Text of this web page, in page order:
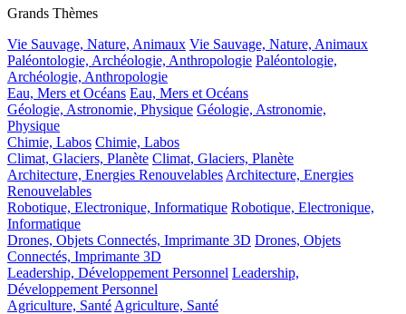
Grands Thèmes
Vie Sauvage, Nature, Animaux Vie Sauvage, Nature, Animaux
Paléontologie, Archéologie, Anthropologie Paléontologie,
Archéologie, Anthropologie
Eau, Mers et Océans Eau, Mers et Océans
Géologie, Astronomie, Physique Géologie, Astronomie,
Physique
Chimie, Labos Chimie, Labos
Climat, Glaciers, Planète Climat, Glaciers, Planète
Architecture, Energies Renouvelables Architecture, Energies
Renouvelables
Robotique, Electronique, Informatique Robotique, Electronique,
Informatique
Drones, Objets Connectés, Imprimante 3D Drones, Objets
Connectés, Imprimante 3D
Leadership, Développement Personnel Leadership,
Développement Personnel
Agriculture, Santé Agriculture, Santé